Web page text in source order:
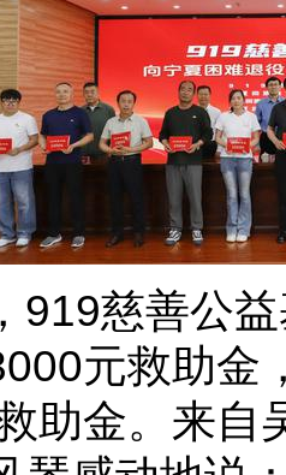
919慈善公
元救助金
助金。来自